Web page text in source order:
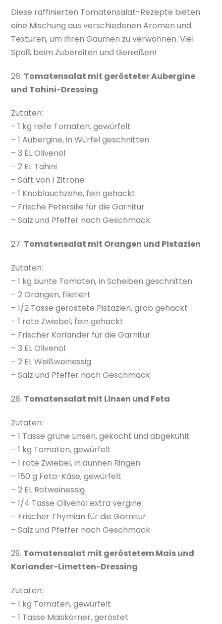
Diese raffinierten Tomatensalat-Rezepte bieten
eine Mischung aus verschiedenen Aromen und
Texturen, um Ihren Gaumen zu verwöhnen. Viel
Spaß beim Zubereiten und Genießen!
26. Tomatensalat mit gerösteter Aubergine
und Tahini-Dressing
Zutaten:
– 1 kg reife Tomaten, gewürfelt
– 1 Aubergine, in Würfel geschnitten
– 3 EL Olivenöl
– 2 EL Tahini
– Saft von 1 Zitrone
– 1 Knoblauchzehe, fein gehackt
– Frische Petersilie für die Garnitur
– Salz und Pfeffer nach Geschmack
27. Tomatensalat mit Orangen und Pistazien
Zutaten:
– 1 kg bunte Tomaten, in Scheiben geschnitten
– 2 Orangen, filetiert
– 1/2 Tasse geröstete Pistazien, grob gehackt
– 1 rote Zwiebel, fein gehackt
– Frischer Koriander für die Garnitur
– 3 EL Olivenöl
– 2 EL Weißweinessig
– Salz und Pfeffer nach Geschmack
28. Tomatensalat mit Linsen und Feta
Zutaten:
– 1 Tasse grüne Linsen, gekocht und abgekühlt
– 1 kg Tomaten, gewürfelt
– 1 rote Zwiebel, in dünnen Ringen
– 150 g Feta-Käse, gewürfelt
– 2 EL Rotweinessig
– 1/4 Tasse Olivenöl extra vergine
– Frischer Thymian für die Garnitur
– Salz und Pfeffer nach Geschmack
29. Tomatensalat mit geröstetem Mais und
Koriander-Limetten-Dressing
Zutaten:
– 1 kg Tomaten, gewürfelt
– 1 Tasse Maiskörner, geröstet